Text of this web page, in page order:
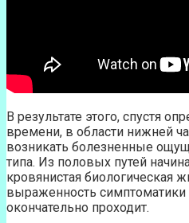
В результате этого, спустя
времени, в области нижней
возникать болезненные
типа. Из половых путей
кровянистая биологическая
выраженность симптоматики
окончательно проходит.